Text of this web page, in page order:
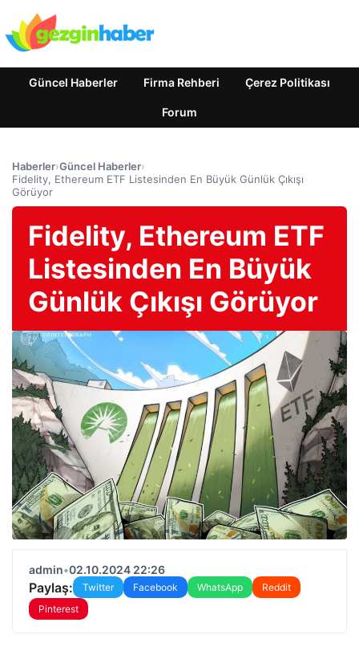
Güncel Haberler Firma Rehberi Çerez Politikası
Forum
Haberler›Güncel Haberler›
Fidelity, Ethereum ETF Listesinden En Büyük Günlük Çıkışı
Görüyor
Fidelity, Ethereum ETF
Listesinden En Büyük
Günlük Çıkışı Görüyor
admin•02.10.2024 22:26
Paylaş: Twitter Facebook WhatsApp
Reddit
Pinterest